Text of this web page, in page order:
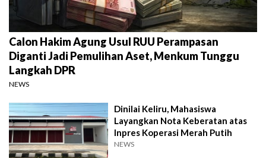
Calon Hakim Agung Usul RUU Perampasan
Diganti Jadi Pemulihan Aset, Menkum Tunggu
Langkah DPR
NEWS
Dinilai Keliru, Mahasiswa
Layangkan Nota Keberatan atas
Inpres Koperasi Merah Putih
NEWS